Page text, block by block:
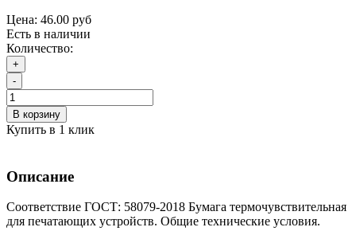
Цена: 46.00 руб
Есть в наличии
Количество:
+
-
В корзину
Купить в 1 клик
Описание
Соответствие ГОСТ: 58079-2018 Бумага термочувствительная
для печатающих устройств. Общие технические условия.